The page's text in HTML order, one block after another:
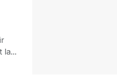
la...